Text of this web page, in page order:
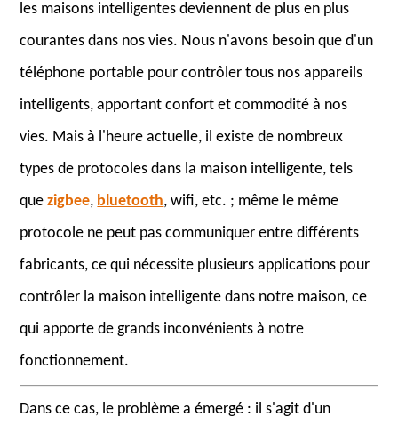
les maisons intelligentes deviennent de plus en plus
courantes dans nos vies. Nous n'avons besoin que d'un
téléphone portable pour contrôler tous nos appareils
intelligents, apportant confort et commodité à nos
vies. Mais à l'heure actuelle, il existe de nombreux
types de protocoles dans la maison intelligente, tels
quezigbee, bluetooth, wifi, etc. ; même le même
protocole ne peut pas communiquer entre différents
fabricants, ce qui nécessite plusieurs applications pour
contrôler la maison intelligente dans notre maison, ce
qui apporte de grands inconvénients à notre
fonctionnement.
Dans ce cas, le problème a émergé : il s'agit d'un